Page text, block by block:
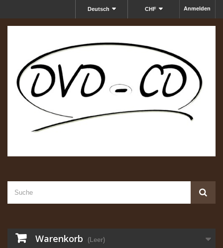
Anmelden
CHF
Deutsch
Warenkorb (Leer)